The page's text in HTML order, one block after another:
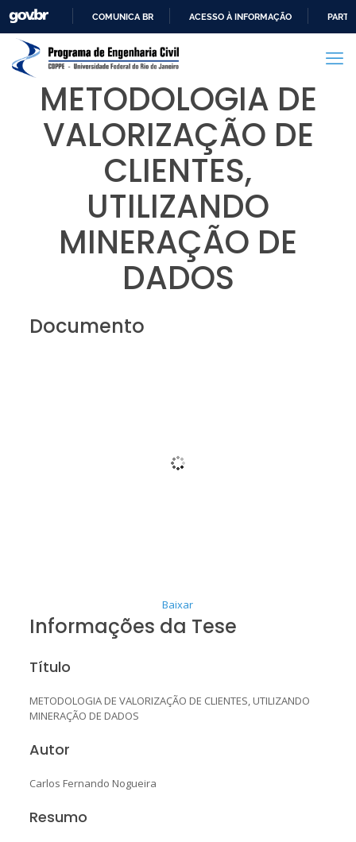
PARA
CONTEÚDO
COMUNICA BR ACESSO À INFORMAÇÃO
METODOLOGIA DE
VALORIZAÇÃO DE
CLIENTES,
UTILIZANDO
MINERAÇÃO DE
DADOS
Documento
Baixar
Informações da Tese
Título
METODOLOGIA DE VALORIZAÇÃO DE CLIENTES, UTILIZANDO
MINERAÇÃO DE DADOS
Autor
Carlos Fernando Nogueira
Resumo